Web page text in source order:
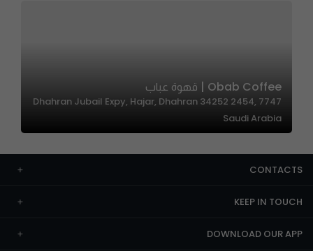
Obab Coffee | قهوة عباب
7747 Dhahran Jubail Expy, Hajar, Dhahran 34252 2454,
Saudi Arabia
CONTACTS
KEEP IN TOUCH
DOWNLOAD OUR APP